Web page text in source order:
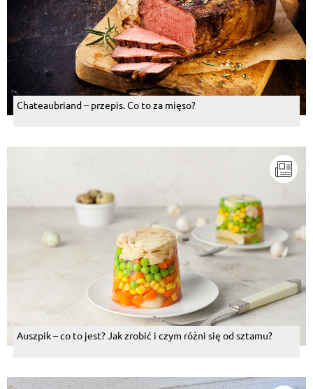
Chateaubriand – przepis. Co to za mięso?
Auszpik – co to jest? Jak zrobić i czym różni się od sztamu?